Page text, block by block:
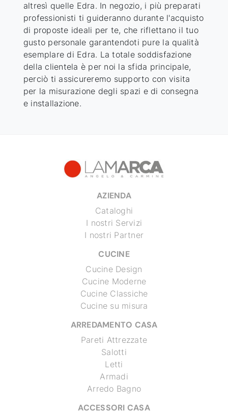
altresì quelle Edra. In negozio, i più preparati
professionisti ti guideranno durante l'acquisto
di proposte ideali per te, che riflettano il tuo
gusto personale garantendoti pure la qualità
esemplare di Edra. La totale soddisfazione
della clientela è per noi la sfida principale,
perciò ti assicureremo supporto con visita
per la misurazione degli spazi e di consegna
e installazione.
AZIENDA
Cataloghi
I nostri Servizi
I nostri Partner
CUCINE
Cucine Design
Cucine Moderne
Cucine Classiche
Cucine su misura
ARREDAMENTO CASA
Pareti Attrezzate
Salotti
Letti
Armadi
Arredo Bagno
ACCESSORI CASA